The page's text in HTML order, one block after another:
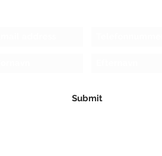
Submit